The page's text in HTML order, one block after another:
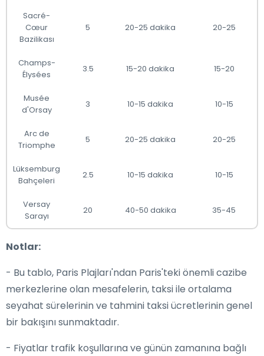
Sacré-
Cœur
Bazilikası
5 20-25 dakika 20-25
Champs-
Élysées
3.5 15-20 dakika 15-20
Musée
d'Orsay
3 10-15 dakika 10-15
Arc de
Triomphe
5 20-25 dakika 20-25
Lüksemburg
Bahçeleri
2.5 10-15 dakika 10-15
Versay
Sarayı
20 40-50 dakika 35-45
Notlar:
- Bu tablo, Paris Plajları'ndan Paris'teki önemli cazibe
merkezlerine olan mesafelerin, taksi ile ortalama
seyahat sürelerinin ve tahmini taksi ücretlerinin genel
bir bakışını sunmaktadır.
- Fiyatlar trafik koşullarına ve günün zamanına bağlı